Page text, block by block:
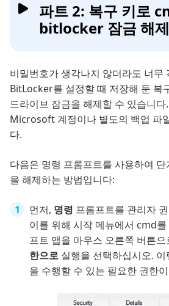
파트 2: 복구 키로
bitlocker 잠금 해
비밀번호가 생각나지 않더라도 너무
BitLocker를 설정할 때 저장해 둔 복
드라이브 잠금을 해제할 수 있습니
Microsoft 계정이나 별도의 백업 파
다.
다음은 명령 프롬프트를 사용하여
을 해제하는 방법입니다:
먼저, 명령 프롬프트를 관리자
이를 위해 시작 메뉴에서 cmd
프트 앱을 마우스 오른쪽 버튼
한으로 실행을 선택하십시오.
을 수행할 수 있는 필요한 권한